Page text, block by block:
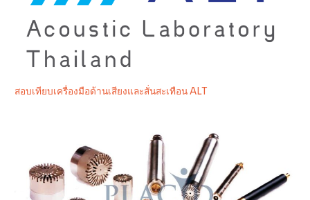
สอบเทียบเครื่องมือด้านเสียงและสั่นสะเทือน ALT